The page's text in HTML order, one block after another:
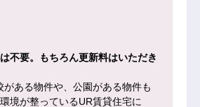
不要。もちろん更新料はいただき
ある物件や、公園がある物件も
境が整っているUR賃貸住宅に